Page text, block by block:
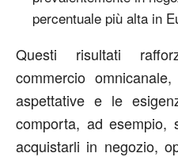
percentuale più alta in
Questi risultati
commercio
aspettative e le
comporta, ad esempio,
acquistarli in negozio,